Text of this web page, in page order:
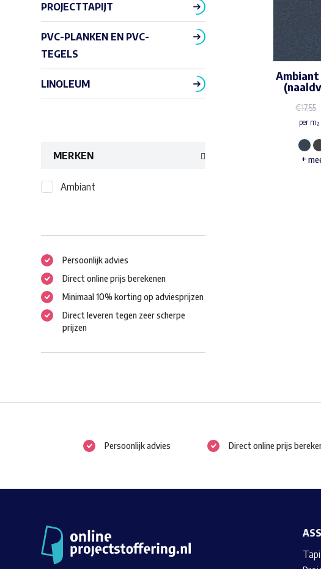
€17,55
per
+
PROJECTTAPIJT
PVC-PLANKEN EN PVC-
TEGELS
LINOLEUM
MERKEN
Ambiant
Persoonlijk advies
Direct online prijs berekenen
Minimaal 10% korting op adviesprijzen
Direct leveren tegen zeer scherpe
prijzen
Persoonlijk advies Direct online prijs